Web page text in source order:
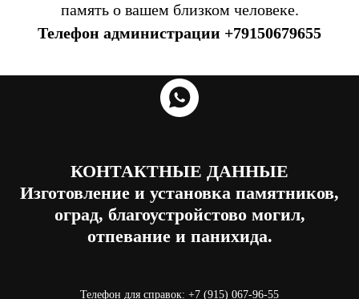
память о вашем близком человеке.
Телефон администрации +79150679655
КОНТАКТНЫЕ ДАННЫЕ
Изготовление и установка памятников,
оград, благоустройстово могил,
отпевание и панихида.
Телефон для справок: +7 (915) 067-96-55